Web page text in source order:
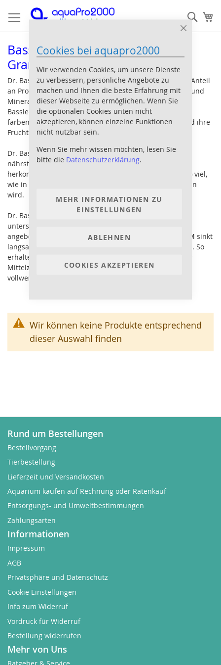
Close
Cookies bei aquapro2000
Wir verwenden Cookies, um unsere Dienste
zu verbessern, persönliche Angebote zu
machen und Ihnen die beste Erfahrung mit
dieser Webseite zu ermöglichen. Wenn Sie
die optionalen Cookies unten nicht
akzeptieren, können einzelne Funktionen
nicht nutzbar sein.
Wenn Sie mehr wissen möchten, lesen Sie
bitte die Datenschutzerklärung.
COOKIES AKZEPTIEREN
MEHR INFORMATIONEN ZU
EINSTELLUNGEN
ABLEHNEN
zum
Bassleer Biofish Food regular
Granulat
Dr. Bassleer Biofish Food regular hat einen sehr hohen Anteil
an Proteinen. Es enthält alle Vitamine Spurenelemente und
Mineralien, die Fische benötigen. Zierfische, die mit Dr.
Bassleer Biofish Food ernährt werden, sind deutlich
farbenprächtiger und vitaler. Sie wachsen schneller und ihre
Fruchtbarkeit wird gefördert.
Dr. Bassleer Biofish Food regular ist wesentlich
nährstoffreicher und ergiebiger als die meisten
herkömmlichen Zierfischfuttersorten. Füttern Sie nur so viel,
wie in wenigen Minuten von allen Fischen aufgenommen
wird.
Dr. Bassleer Biofish Food regular wird in den
unterschiedlichen Granulatgrößen M, L, XL und XXL
angeboten. Granulatfutter in der kleineren Korngröße M sinkt
langsam und füttert dadurch in allen drei Wasserzonen. So
erhalten sowohl Oberflächenfresser als auch Fische der
Mittelzone und Bodenfische gleichermaßen frische und
vollwertige Nahrung
Wir können keine Produkte entsprechend
dieser Auswahl finden
Rund um Bestellungen
Bestellvorgang
Tierbestellung
Lieferzeit und Versandkosten
Aquarium kaufen auf Rechnung oder Ratenkauf
Entsorgungs- und Umweltbestimmungen
Zahlungsarten
Informationen
Impressum
AGB
Privatsphäre und Datenschutz
Cookie Einstellungen
Info zum Widerruf
Vordruck für Widerruf
Bestellung widerrufen
Mehr von Uns